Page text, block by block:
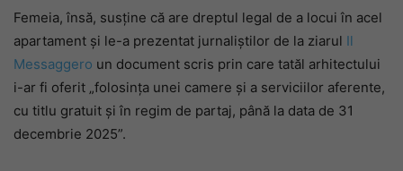
Femeia, însă, susține că are dreptul legal de a locui în acel
apartament și le-a prezentat jurnaliștilor de la ziarul Il
Messaggero un document scris prin care tatăl arhitectului
i-ar fi oferit „folosința unei camere și a serviciilor aferente,
cu titlu gratuit și în regim de partaj, până la data de 31
decembrie 2025”.